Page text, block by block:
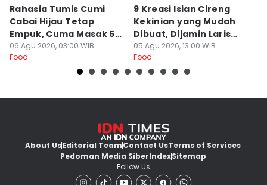
Rahasia Tumis Cumi
Cabai Hijau Tetap
Empuk, Cuma Masak 5
Menit!
06 Agu 2026, 03:00 WIB
Food
9 Kreasi Isian Cireng
Kekinian yang Mudah
Dibuat, Dijamin Laris
untuk Jualan
05 Agu 2026, 13:00 WIB
Food
About UsEditorial TeamContact UsTerms of Services
Pedoman Media SiberIndexSitemap
Follow Us